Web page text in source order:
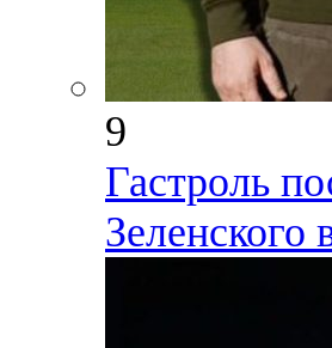
9
Гастроль